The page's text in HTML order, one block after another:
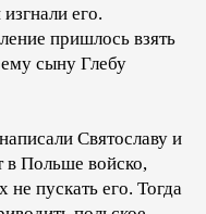
его.
пришлось взять
сыну Глебу
Святославу и
в Польше войско,
пускать его. Тогда